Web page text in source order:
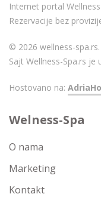
Internet portal
Rezervacije bez
© 2026 wellness-
Sajt Wellness-Spa.rs je
Hostovano na:
Welness-Spa
O nama
Marketing
Kontakt